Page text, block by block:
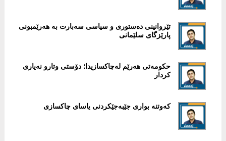
‎تێروانینی دەستوری و سیاسی سەبارت بە هەرێمبونی
پارێزگای سلێمانی
حكومەتی هەرێم لەچاكسازیدا؛ دۆستی وتارو نەیاری
كردار
كه‌وتنه‌ بواری جێبه‌جێكردنی یاسای چاكسازی